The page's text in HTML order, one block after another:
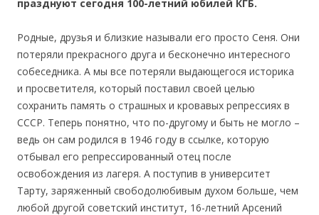
празднуют сегодня 100-летний юбилей КГБ.
Родные, друзья и близкие называли его просто Сеня. Они
потеряли прекрасного друга и бесконечно интересного
собеседника. А мы все потеряли выдающегося историка
и просветителя, который поставил своей целью
сохранить память о страшных и кровавых репрессиях в
СССР. Теперь понятно, что по-другому и быть не могло –
ведь он сам родился в 1946 году в ссылке, которую
отбывал его репрессированный отец после
освобождения из лагеря. А поступив в университет
Тарту, заряженный свободолюбивым духом больше, чем
любой другой советский институт, 16-летний Арсений